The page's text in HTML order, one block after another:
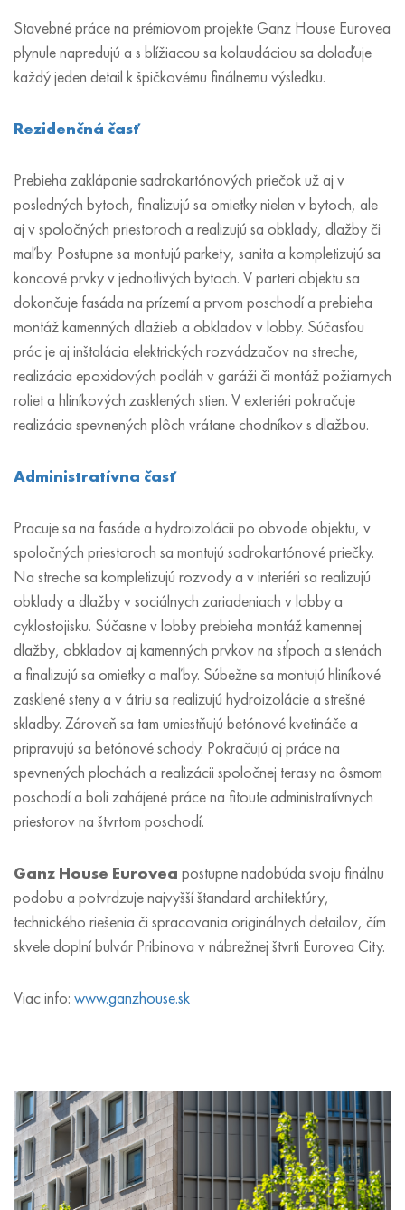
Stavebné práce na prémiovom projekte Ganz House Eurovea
plynule napredujú a s blížiacou sa kolaudáciou sa dolaďuje
každý jeden detail k špičkovému finálnemu výsledku.
Rezidenčná časť
Prebieha zaklápanie sadrokartónových priečok už aj v
posledných bytoch, finalizujú sa omietky nielen v bytoch, ale
aj v spoločných priestoroch a realizujú sa obklady, dlažby či
maľby. Postupne sa montujú parkety, sanita a kompletizujú sa
koncové prvky v jednotlivých bytoch. V parteri objektu sa
dokončuje fasáda na prízemí a prvom poschodí a prebieha
montáž kamenných dlažieb a obkladov v lobby. Súčasťou
prác je aj inštalácia elektrických rozvádzačov na streche,
realizácia epoxidových podláh v garáži či montáž požiarnych
roliet a hliníkových zasklených stien. V exteriéri pokračuje
realizácia spevnených plôch vrátane chodníkov s dlažbou.
Administratívna časť
Pracuje sa na fasáde a hydroizolácii po obvode objektu, v
spoločných priestoroch sa montujú sadrokartónové priečky.
Na streche sa kompletizujú rozvody a v interiéri sa realizujú
obklady a dlažby v sociálnych zariadeniach v lobby a
cyklostojisku. Súčasne v lobby prebieha montáž kamennej
dlažby, obkladov aj kamenných prvkov na stĺpoch a stenách
a finalizujú sa omietky a maľby. Súbežne sa montujú hliníkové
zasklené steny a v átriu sa realizujú hydroizolácie a strešné
skladby. Zároveň sa tam umiestňujú betónové kvetináče a
pripravujú sa betónové schody. Pokračujú aj práce na
spevnených plochách a realizácii spoločnej terasy na ôsmom
poschodí a boli zahájené práce na fitoute administratívnych
priestorov na štvrtom poschodí.
Ganz House Eurovea postupne nadobúda svoju finálnu
podobu a potvrdzuje najvyšší štandard architektúry,
technického riešenia či spracovania originálnych detailov, čím
skvele doplní bulvár Pribinova v nábrežnej štvrti Eurovea City.
Viac info: www.ganzhouse.sk